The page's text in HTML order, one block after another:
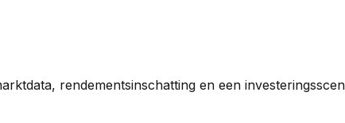
rendementsinschatting en een